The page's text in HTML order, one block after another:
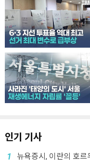
인기 기사
1 뉴욕증시, 이란의 호